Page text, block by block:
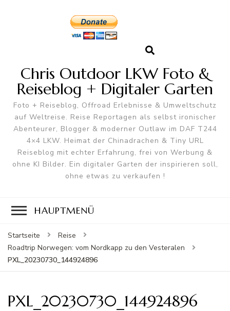
Chris Outdoor LKW Foto &
Reiseblog + Digitaler Garten
Foto + Reiseblog, Offroad Erlebnisse & Umweltschutz
auf Weltreise. Reise Reportagen als selbst ironischer
Abenteurer, Blogger & moderner Outlaw im DAF T244
4×4 LKW. Heimat der Chinadrachen & Tiny URL
Reiseblog mit echter Erfahrung, frei von Werbung &
ohne KI Bilder. Ein digitaler Garten der inspirieren soll,
ohne etwas zu verkaufen !
HAUPTMENÜ
Startseite
Reise
Roadtrip Norwegen: vom Nordkapp zu den Vesteralen
PXL_20230730_144924896
PXL_20230730_144924896